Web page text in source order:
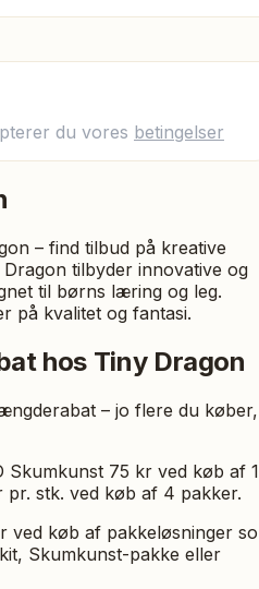
du vores betingelser
– find tilbud på kreative
tilbyder innovative og
til børns læring og leg.
på kvalitet og fantasi.
hos Tiny Dragon
– jo flere du køber,
Skumkunst 75 kr ved køb af 1
pr. stk. ved køb af 4 pakker.
ved køb af pakkeløsninger
Skumkunst-pakke eller